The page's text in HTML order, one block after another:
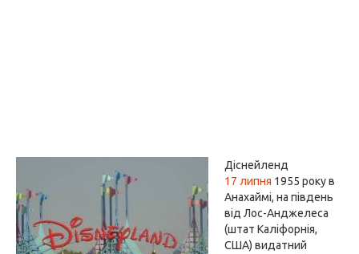
Діснейленд
17 липня 1955 року в
Анахаймі, на південь
від Лос-Анджелеса
(штат Каліфорнія,
США) видатний